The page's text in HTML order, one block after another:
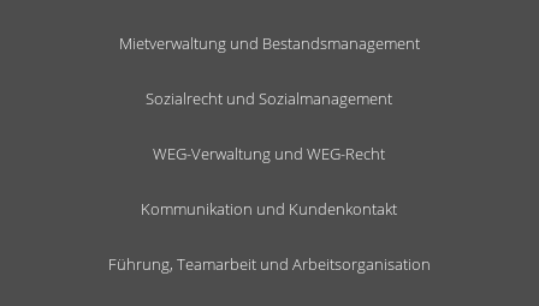
Mietverwaltung und Bestandsmanagement
Sozialrecht und Sozialmanagement
WEG-Verwaltung und WEG-Recht
Kommunikation und Kundenkontakt
Führung, Teamarbeit und Arbeitsorganisation